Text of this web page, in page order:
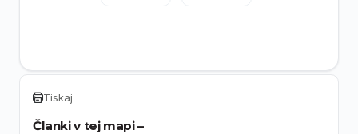
Tiskaj
Članki v tej mapi –